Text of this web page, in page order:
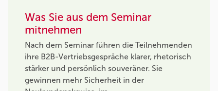
Was Sie aus dem Seminar
mitnehmen
Nach dem Seminar führen die Teilnehmenden
ihre B2B-Vertriebsgespräche klarer, rhetorisch
stärker und persönlich souveräner. Sie
gewinnen mehr Sicherheit in der